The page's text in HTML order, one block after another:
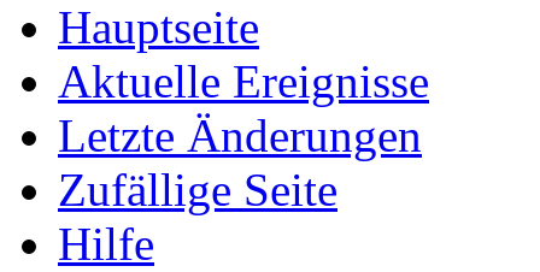
Hauptseite
Aktuelle Ereignisse
Letzte Änderungen
Zufällige Seite
Hilfe